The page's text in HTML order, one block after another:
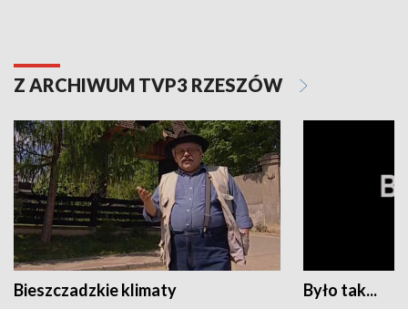
Z ARCHIWUM TVP3 RZESZÓW
Bieszczadzkie klimaty Było tak...